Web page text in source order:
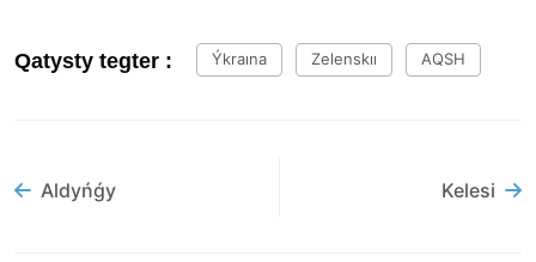
Qatysty tegter : Ýkraına Zelenskıı AQSH
Aldyńǵy Kelesi